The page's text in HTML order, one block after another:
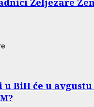
BiH će u avgustu